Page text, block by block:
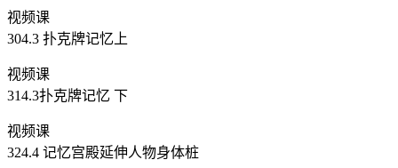
视频课
304.3 扑克牌记忆上
视频课
314.3扑克牌记忆 下
视频课
324.4 记忆宫殿延伸人物身体桩